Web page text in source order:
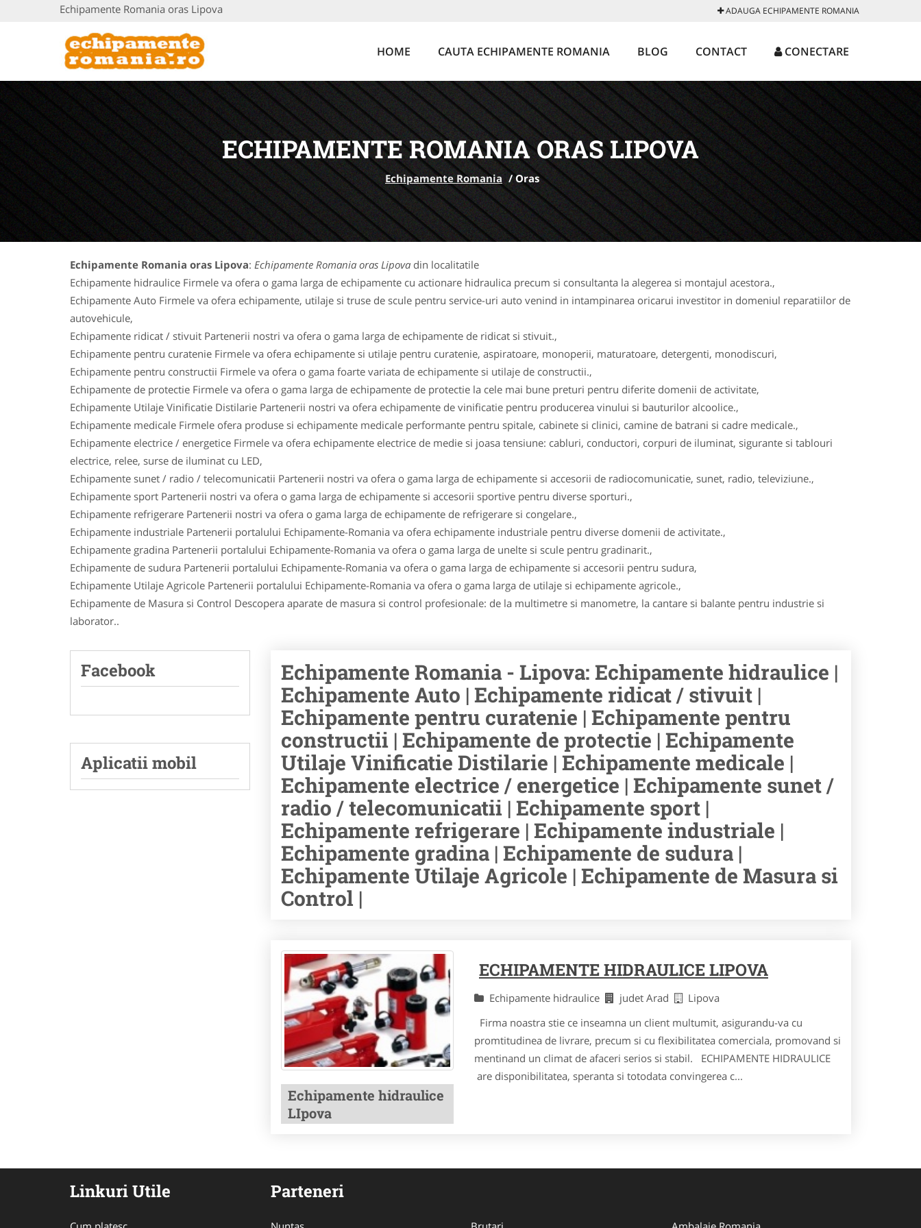
Echipamente Romania oras Lipova ADAUGA ECHIPAMENTE ROMANIA
HOME CAUTA ECHIPAMENTE ROMANIA BLOG CONTACT CONECTARE
ECHIPAMENTE ROMANIA ORAS LIPOVA
Echipamente Romania /Oras
Echipamente Romania oras Lipova: Echipamente Romania oras Lipova din localitatile
Echipamente hidraulice Firmele va ofera o gama larga de echipamente cu actionare hidraulica precum si consultanta la alegerea si montajul acestora.,
Echipamente Auto Firmele va ofera echipamente, utilaje si truse de scule pentru service-uri auto venind in intampinarea oricarui investitor in domeniul reparatiilor de
autovehicule,
Echipamente ridicat / stivuit Partenerii nostri va ofera o gama larga de echipamente de ridicat si stivuit.,
Echipamente pentru curatenie Firmele va ofera echipamente si utilaje pentru curatenie, aspiratoare, monoperii, maturatoare, detergenti, monodiscuri,
Echipamente pentru constructii Firmele va ofera o gama foarte variata de echipamente si utilaje de constructii.,
Echipamente de protectie Firmele va ofera o gama larga de echipamente de protectie la cele mai bune preturi pentru diferite domenii de activitate,
Echipamente Utilaje Vinificatie Distilarie Partenerii nostri va ofera echipamente de vinificatie pentru producerea vinului si bauturilor alcoolice.,
Echipamente medicale Firmele ofera produse si echipamente medicale performante pentru spitale, cabinete si clinici, camine de batrani si cadre medicale.,
Echipamente electrice / energetice Firmele va ofera echipamente electrice de medie si joasa tensiune: cabluri, conductori, corpuri de iluminat, sigurante si tablouri
electrice, relee, surse de iluminat cu LED,
Echipamente sunet / radio / telecomunicatii Partenerii nostri va ofera o gama larga de echipamente si accesorii de radiocomunicatie, sunet, radio, televiziune.,
Echipamente sport Partenerii nostri va ofera o gama larga de echipamente si accesorii sportive pentru diverse sporturi.,
Echipamente refrigerare Partenerii nostri va ofera o gama larga de echipamente de refrigerare si congelare.,
Echipamente industriale Partenerii portalului Echipamente-Romania va ofera echipamente industriale pentru diverse domenii de activitate.,
Echipamente gradina Partenerii portalului Echipamente-Romania va ofera o gama larga de unelte si scule pentru gradinarit.,
Echipamente de sudura Partenerii portalului Echipamente-Romania va ofera o gama larga de echipamente si accesorii pentru sudura,
Echipamente Utilaje Agricole Partenerii portalului Echipamente-Romania va ofera o gama larga de utilaje si echipamente agricole.,
Echipamente de Masura si Control Descopera aparate de masura si control profesionale: de la multimetre si manometre, la cantare si balante pentru industrie si
laborator..
Facebook
Aplicatii mobil
Echipamente Romania - Lipova: Echipamente hidraulice |
Echipamente Auto | Echipamente ridicat / stivuit |
Echipamente pentru curatenie | Echipamente pentru
constructii | Echipamente de protectie | Echipamente
Utilaje Vinificatie Distilarie | Echipamente medicale |
Echipamente electrice / energetice | Echipamente sunet /
radio / telecomunicatii | Echipamente sport |
Echipamente refrigerare | Echipamente industriale |
Echipamente gradina | Echipamente de sudura |
Echipamente Utilaje Agricole | Echipamente de Masura si
Control |
Echipamente hidraulice
LIpova
ECHIPAMENTE HIDRAULICE LIPOVA
Echipamente hidraulice judet Arad
Lipova
Firma noastra stie ce inseamna un client multumit, asigurandu-va cu
promtitudinea de livrare, precum si cu flexibilitatea comerciala, promovand si
mentinand un climat de afaceri serios si stabil. ECHIPAMENTE HIDRAULICE
are disponibilitatea, speranta si totodata convingerea c...
Linkuri Utile Parteneri